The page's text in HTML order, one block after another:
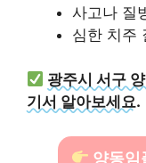
사고나 질
심한 치주
광주시 서구
기서 알아보세요.
양동임